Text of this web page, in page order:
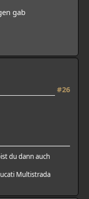
gab
#26
du dann auch
Multistrada